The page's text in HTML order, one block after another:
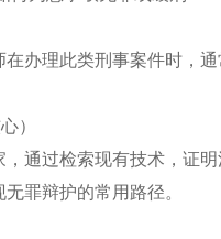
办理此类刑事案件时，
）
通过检索现有技术，证
罪辩护的常用路径。